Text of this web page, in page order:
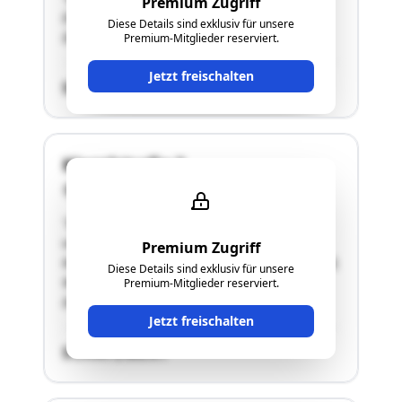
Diese Details sind exklusiv für unsere
Premium-Mitglieder reserviert.
Jetzt freischalten
Erdgeschoß des "Maria-Theresien-Hochhauses".
Details siehe Langgutachten!"
SCHÄTZWERT
Premium Zugriff
Diese Details sind exklusiv für unsere
Premium-Mitglieder reserviert.
Jetzt freischalten
Kienzlstraße 3
verfügt über 3 Kinderzimmer, 1 Schlafzimmer,
Küche/Wohn-/Esszimmer, Speis/Abstellraum, Bad,
WC.
Details siehe Langgutachten!"
SCHÄTZWERT